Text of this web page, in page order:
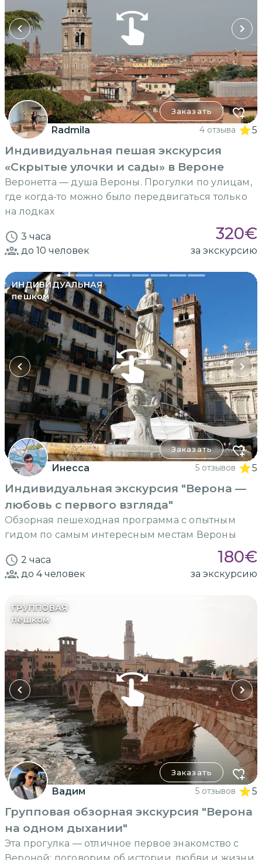
Заказать
Radmila 4 отзыва 5
Индивидуальная пешая экскурсия
«Скрытые улочки и сады» в Вероне
Веронетта — душа Вероны. Прогулки по улицам,
где когда-то можно было передвигаться только
на лодках
3 часа 320€
до 10 человек за экскурсию
ИНДИВИДУАЛЬНАЯ
пешком
Заказать
Инесса 5 отзывов 5
Индивидуальная экскурсия "Верона —
любовь с первого взгляда"
Обзорная пешеходная программа с опытным
гидом по самым интересным местам Вероны
2 часа 180€
до 4человек за экскурсию
ГРУППОВАЯ
пешком
Заказать
Вадим 5 отзывов 5
Групповая обзорная экскурсия "Верона
на одном дыхании"
Эта прогулка — отличное первое знакомство с